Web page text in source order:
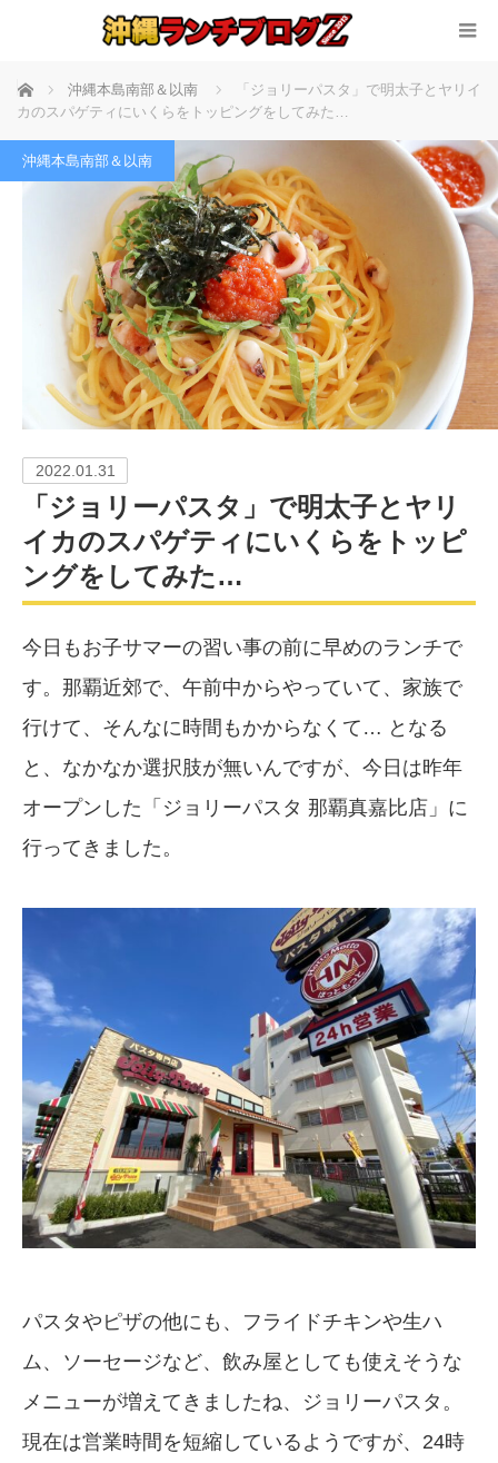
ホーム 沖縄本島南部＆以南
「ジョリーパスタ」で明太子とヤリイ
カのスパゲティにいくらをトッピングをしてみた…
沖縄本島南部＆以南
2022.01.31
「ジョリーパスタ」で明太子とヤリ
イカのスパゲティにいくらをトッピ
ングをしてみた…
今日もお子サマーの習い事の前に早めのランチで
す。那覇近郊で、午前中からやっていて、家族で
行けて、そんなに時間もかからなくて… となる
と、なかなか選択肢が無いんですが、今日は昨年
オープンした「ジョリーパスタ 那覇真嘉比店」に
行ってきました。
パスタやピザの他にも、フライドチキンや生ハ
ム、ソーセージなど、飲み屋としても使えそうな
メニューが増えてきましたね、ジョリーパスタ。
現在は営業時間を短縮しているようですが、24時